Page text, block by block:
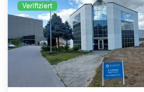
Verifiziert